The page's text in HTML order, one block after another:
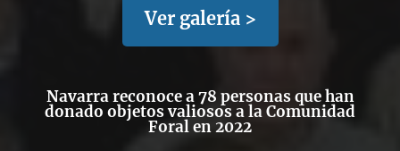
Ver galería >
Navarra reconoce a 78 personas que han
donado objetos valiosos a la Comunidad
Foral en 2022